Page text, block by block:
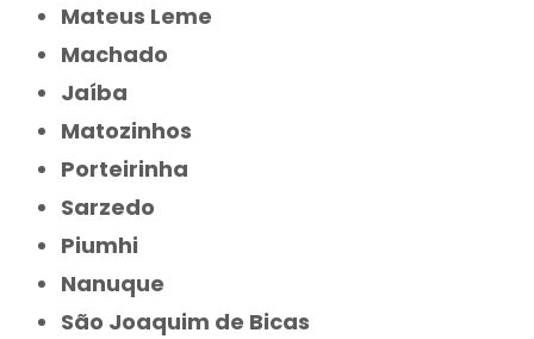
Mateus Leme
Machado
Jaíba
Matozinhos
Porteirinha
Sarzedo
Piumhi
Nanuque
São Joaquim de Bicas